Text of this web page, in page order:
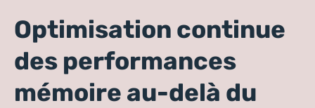
Optimisation continue
des performances
mémoire au-delà du